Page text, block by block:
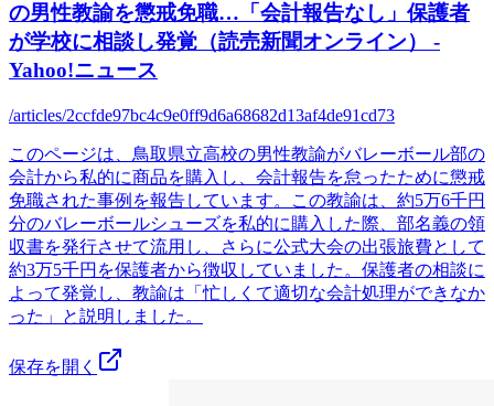
の男性教諭を懲戒免職…「会計報告なし」保護者
が学校に相談し発覚（読売新聞オンライン） -
Yahoo!ニュース
/articles/2ccfde97bc4c9e0ff9d6a68682d13af4de91cd73
このページは、鳥取県立高校の男性教諭がバレーボール部の
会計から私的に商品を購入し、会計報告を怠ったために懲戒
免職された事例を報告しています。この教諭は、約5万6千円
分のバレーボールシューズを私的に購入した際、部名義の領
収書を発行させて流用し、さらに公式大会の出張旅費として
約3万5千円を保護者から徴収していました。保護者の相談に
よって発覚し、教諭は「忙しくて適切な会計処理ができなか
った」と説明しました。
保存を開く